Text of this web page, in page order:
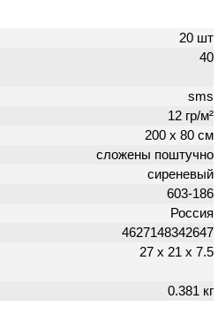
20 шт
40
sms
12 гр/м²
200 х 80 см
сложены поштучно
сиреневый
603-186
Россия
4627148342647
27 х 21 х 7.5
0.381 кг